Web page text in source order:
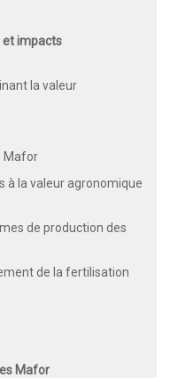
et impacts
la valeur
Mafor
à la valeur agronomique
de production des
de la fertilisation
Mafor